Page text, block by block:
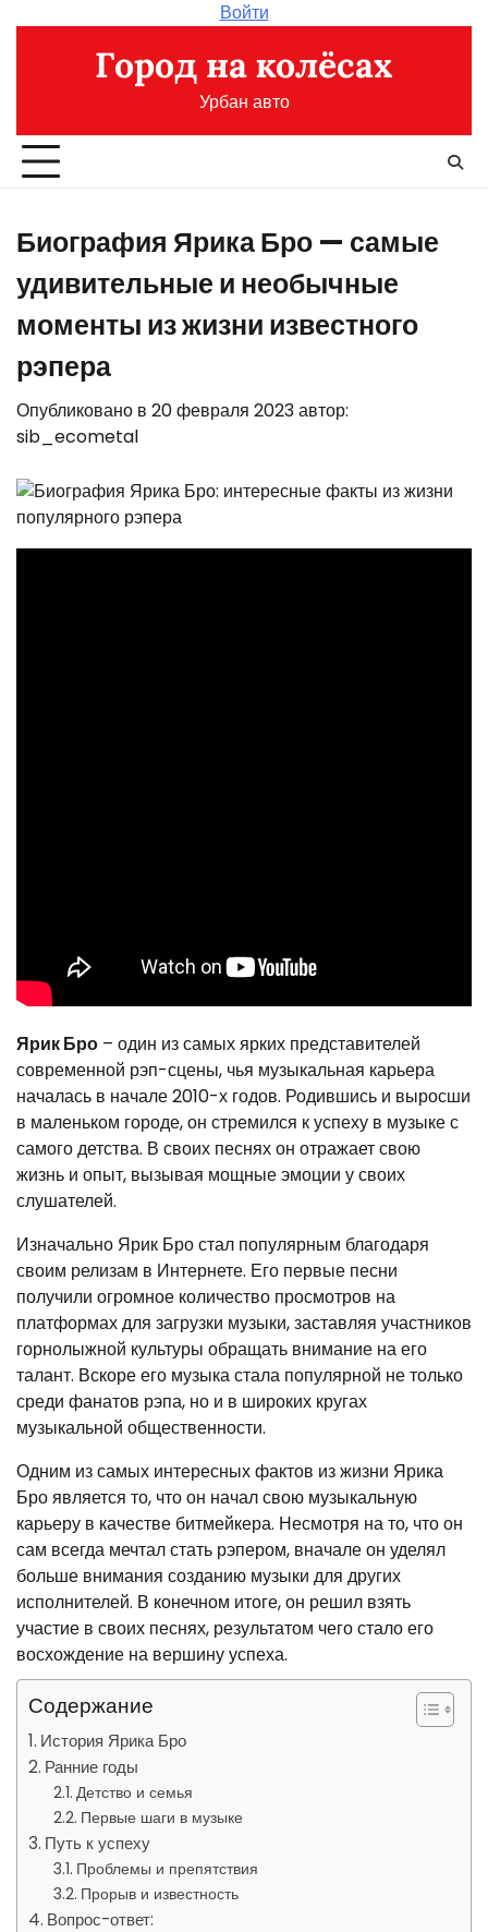
содержимому
Войти
Город на колёсах
Урбан авто
Биография Ярика Бро — самые
удивительные и необычные
моменты из жизни известного
рэпера
Опубликовано в 20 февраля 2023автор:
sib_ecometal
Ярик Бро – один из самых ярких представителей
современной рэп-сцены, чья музыкальная карьера
началась в начале 2010-х годов. Родившись и выросши
в маленьком городе, он стремился к успеху в музыке с
самого детства. В своих песнях он отражает свою
жизнь и опыт, вызывая мощные эмоции у своих
слушателей.
Изначально Ярик Бро стал популярным благодаря
своим релизам в Интернете. Его первые песни
получили огромное количество просмотров на
платформах для загрузки музыки, заставляя участников
горнолыжной культуры обращать внимание на его
талант. Вскоре его музыка стала популярной не только
среди фанатов рэпа, но и в широких кругах
музыкальной общественности.
Одним из самых интересных фактов из жизни Ярика
Бро является то, что он начал свою музыкальную
карьеру в качестве битмейкера. Несмотря на то, что он
сам всегда мечтал стать рэпером, вначале он уделял
больше внимания созданию музыки для других
исполнителей. В конечном итоге, он решил взять
участие в своих песнях, результатом чего стало его
восхождение на вершину успеха.
Содержание
История Ярика Бро
Ранние годы
Детство и семья
Первые шаги в музыке
Путь к успеху
Проблемы и препятствия
Прорыв и известность
Вопрос-ответ: